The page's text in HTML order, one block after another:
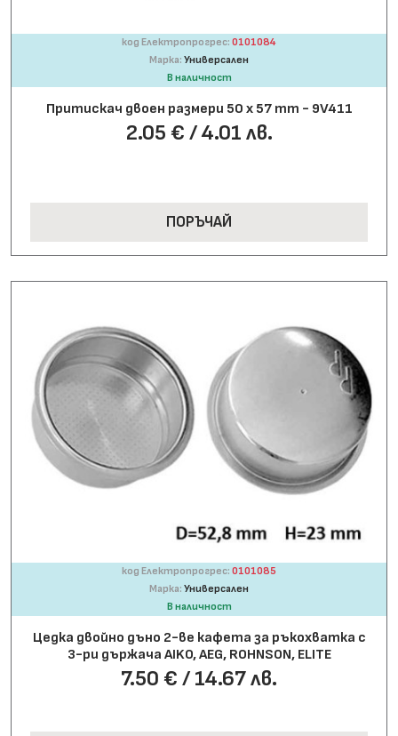
код Електропрогрес: 0101084
Марка: Универсален
В наличност
Притискач двоен размери 50 х 57 mm - 9V411
2.05 € / 4.01 лв.
ПОРЪЧАЙ
код Електропрогрес: 0101085
Марка: Универсален
В наличност
Цедка двойно дъно 2-ве кафета за ръкохватка с
3-ри държача AIKO, AEG, ROHNSON, ELITE
7.50 € / 14.67 лв.